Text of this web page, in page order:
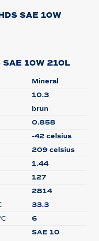
SAE 10W
10W 210L
Mineral
10.3
brun
0.858
-42 celsius
209 celsius
1.44
127
2814
33.3
6
SAE 10